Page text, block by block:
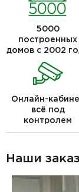
5000
построенных
домов с 2002
Онлайн-
всё под
контролем
Наши